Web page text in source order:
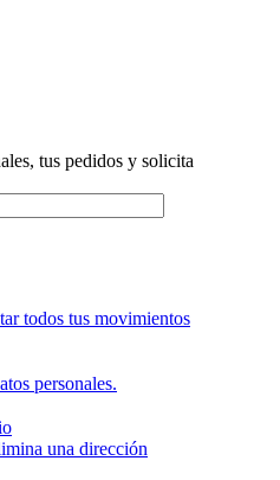
tus pedidos y solicita
todos tus movimientos
personales.
una dirección